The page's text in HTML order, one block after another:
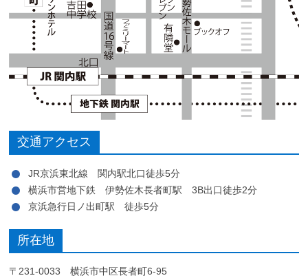
交通アクセス
JR京浜東北線 関内駅北口徒歩5分
横浜市営地下鉄 伊勢佐木長者町駅 3B出口徒歩2分
京浜急行日ノ出町駅 徒歩5分
所在地
〒231-0033 横浜市中区長者町6-95